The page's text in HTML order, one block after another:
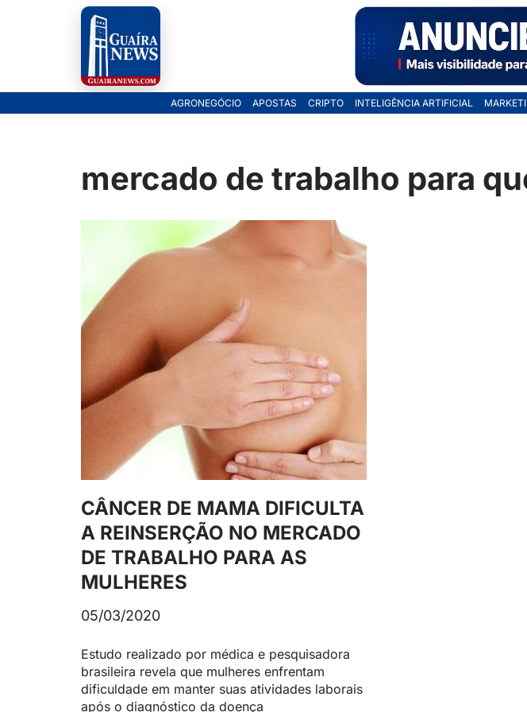
AGRONEGÓCIO APOSTAS CRIPTO INTELIGÊNCIA ARTIFICIAL
mercado de trabalho para
CÂNCER DE MAMA DIFICULTA
A REINSERÇÃO NO MERCADO
DE TRABALHO PARA AS
MULHERES
05/03/2020
Estudo realizado por médica e pesquisadora
brasileira revela que mulheres enfrentam
dificuldade em manter suas atividades laborais
após o diagnóstico da doença